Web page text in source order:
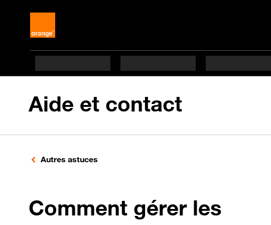
Aide et contact
Autres astuces
Comment gérer les